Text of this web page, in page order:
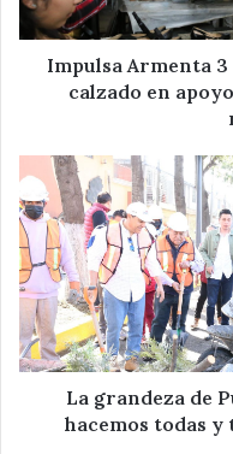
calzado
en
apoyo
familiar
y
regional
Impulsa Armenta
calzado en
grandeza
de
Puebla
está
en
la
labor
que
hacemosLa grandeza de
hacemos todas